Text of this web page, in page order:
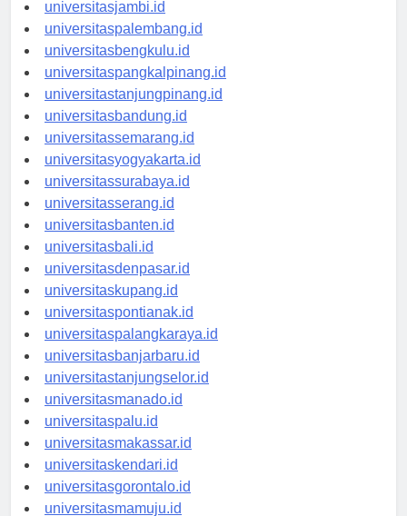
universitasjambi.id
universitaspalembang.id
universitasbengkulu.id
universitaspangkalpinang.id
universitastanjungpinang.id
universitasbandung.id
universitassemarang.id
universitasyogyakarta.id
universitassurabaya.id
universitasserang.id
universitasbanten.id
universitasbali.id
universitasdenpasar.id
universitaskupang.id
universitaspontianak.id
universitaspalangkaraya.id
universitasbanjarbaru.id
universitastanjungselor.id
universitasmanado.id
universitaspalu.id
universitasmakassar.id
universitaskendari.id
universitasgorontalo.id